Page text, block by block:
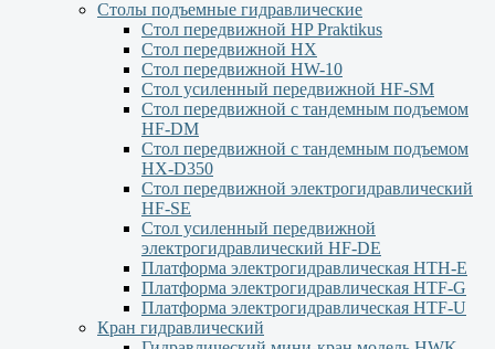
Столы подъемные гидравлические
Стол передвижной HP Praktikus
Стол передвижной HX
Стол передвижной HW-10
Стол усиленный передвижной HF-SM
Стол передвижной с тандемным подъемом
HF-DM
Стол передвижной с тандемным подъемом
HX-D350
Стол передвижной электрогидравлический
HF-SE
Стол усиленный передвижной
электрогидравлический HF-DE
Платформа электрогидравлическая HTH-E
Платформа электрогидравлическая HTF-G
Платформа электрогидравлическая HTF-U
Кран гидравлический